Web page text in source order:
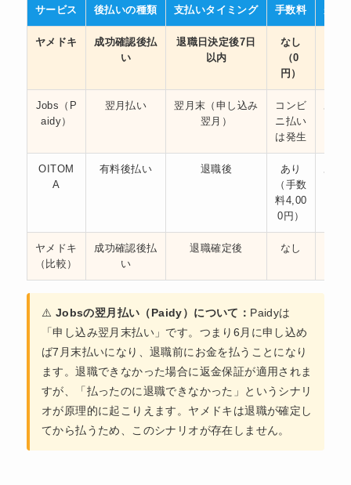
サービス 後払いの種類 支払いタイミング 手数料 先払
ヤメドキ
成功確認後払
い
退職日決定後7日
以内
なし
（0
円）
Jobs（P
aidy）
翌月払い
翌月末（申し込み
翌月）
コンビ
ニ払い
は発生
OITOM
A
有料後払い 退職後
あり
（手数
料4,00
0円）
ヤメドキ
（比較）
成功確認後払
い
退職確定後 なし
⚠️ Jobsの翌月払い（Paidy）について： Paidyは
「申し込み翌月末払い」です。つまり6月に申し込め
ば7月末払いになり、退職前にお金を払うことになり
ます。退職できなかった場合に返金保証が適用されま
すが、「払ったのに退職できなかった」というシナリ
オが原理的に起こりえます。ヤメドキは退職が確定し
てから払うため、このシナリオが存在しません。